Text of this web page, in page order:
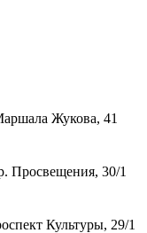
Жукова, 41
Просвещения, 30/1
Культуры, 29/1